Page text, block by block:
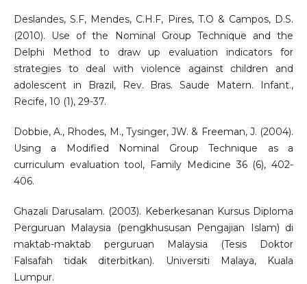
Deslandes, S.F, Mendes, C.H.F, Pires, T.O & Campos, D.S.
(2010). Use of the Nominal Group Technique and the
Delphi Method to draw up evaluation indicators for
strategies to deal with violence against children and
adolescent in Brazil, Rev. Bras. Saude Matern. Infant.,
Recife, 10 (1), 29-37.
Dobbie, A., Rhodes, M., Tysinger, JW. & Freeman, J. (2004).
Using a Modified Nominal Group Technique as a
curriculum evaluation tool, Family Medicine 36 (6), 402-
406.
Ghazali Darusalam. (2003). Keberkesanan Kursus Diploma
Perguruan Malaysia (pengkhususan Pengajian Islam) di
maktab-maktab perguruan Malaysia (Tesis Doktor
Falsafah tidak diterbitkan). Universiti Malaya, Kuala
Lumpur.